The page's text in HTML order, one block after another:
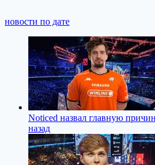
новости по дате
Noticed назвал главную
назад